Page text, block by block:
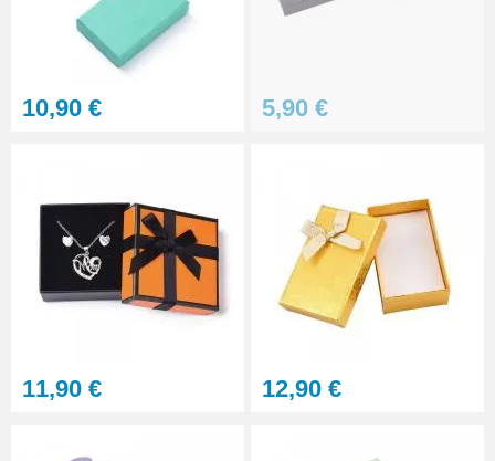
10,90 € 5,90 €
11,90 € 12,90 €